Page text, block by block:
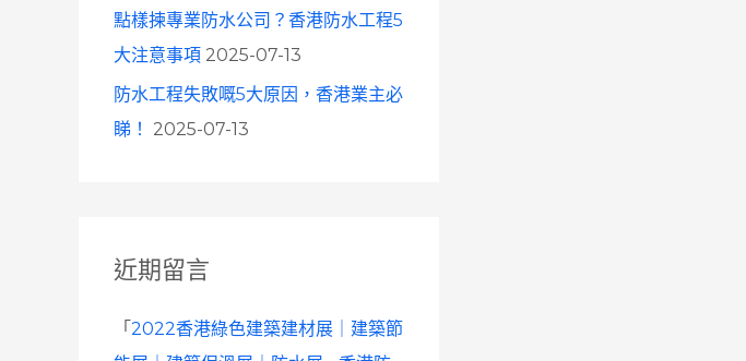
點樣揀專業防水公司？香港防水工程5
大注意事項 2025-07-13
防水工程失敗嘅5大原因，香港業主必
睇！
2025-07-13
近期留言
「 2022香港綠色建築建材展｜建築節